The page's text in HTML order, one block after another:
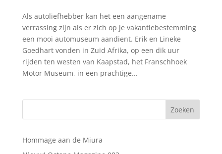
Als autoliefhebber kan het een aangename
verrassing zijn als er zich op je vakantiebestemming
een mooi automuseum aandient. Erik en Lineke
Goedhart vonden in Zuid Afrika, op een dik uur
rijden ten westen van Kaapstad, het Franschhoek
Motor Museum, in een prachtige...
Hommage aan de Miura